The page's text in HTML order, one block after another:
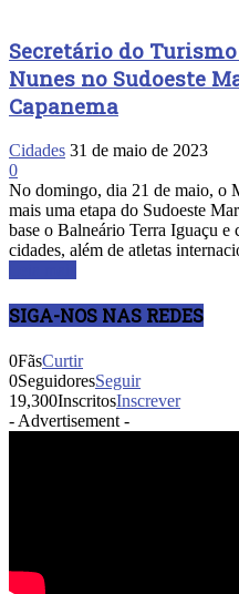
Secretário do
Nunes no Sudoeste
Capanema
Cidades 31 de maio de 2023
0
No domingo, dia 21 de maio, o
mais uma etapa do Sudoeste
base o Balneário Terra Iguaçu e
cidades, além de atletas
SIGA-NOS NAS REDES
0FãsCurtir
0SeguidoresSeguir
19,300InscritosInscrever
- Advertisement -